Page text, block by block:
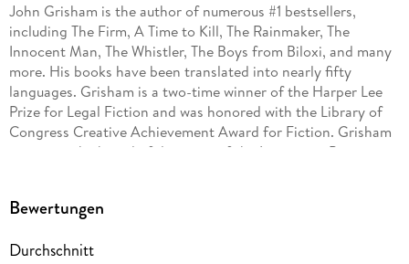
John Grisham is the author of numerous #1 bestsellers,
including The Firm, A Time to Kill, The Rainmaker, The
Innocent Man, The Whistler, The Boys from Biloxi, and many
more. His books have been translated into nearly fifty
languages. Grisham is a two-time winner of the Harper Lee
Prize for Legal Fiction and was honored with the Library of
Congress Creative Achievement Award for Fiction. Grisham
serves on the board of directors of the Innocence Project
convicted. Much of his fiction explores deep-seated
central Virginia.
Bewertungen
Durchschnitt